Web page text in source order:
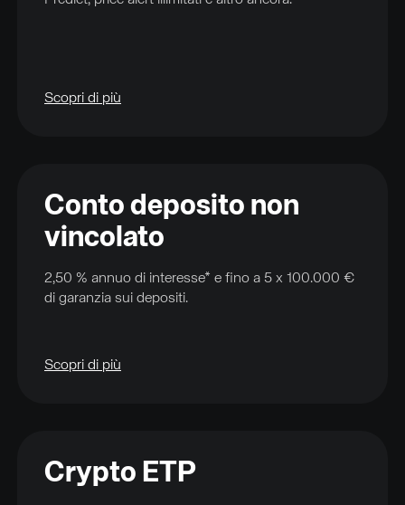
Scopri di più
Conto deposito non
vincolato
2,50 % annuo di interesse* e fino a 5 x 100.000 €
di garanzia sui depositi.
Scopri di più
Crypto ETP